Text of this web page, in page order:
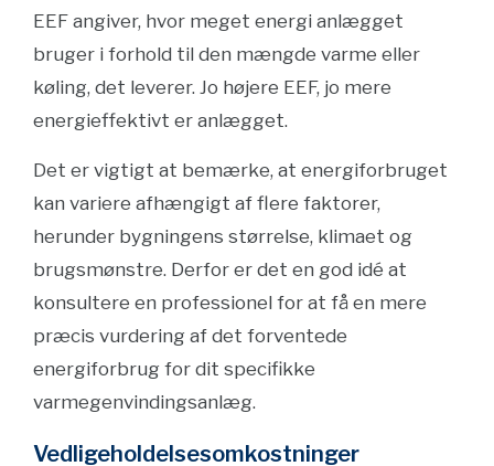
EEF angiver, hvor meget energi anlægget
bruger i forhold til den mængde varme eller
køling, det leverer. Jo højere EEF, jo mere
energieffektivt er anlægget.
Det er vigtigt at bemærke, at energiforbruget
kan variere afhængigt af flere faktorer,
herunder bygningens størrelse, klimaet og
brugsmønstre. Derfor er det en god idé at
konsultere en professionel for at få en mere
præcis vurdering af det forventede
energiforbrug for dit specifikke
varmegenvindingsanlæg.
Vedligeholdelsesomkostninger